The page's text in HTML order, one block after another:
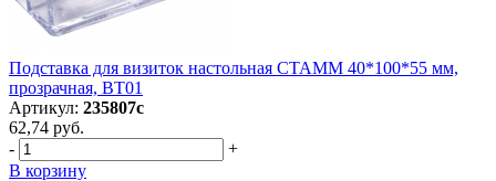
Подставка для визиток настольная СТАММ 40*100*55 мм,
прозрачная, ВТ01
Артикул: 235807с
62,74 руб.
-
+
В корзину